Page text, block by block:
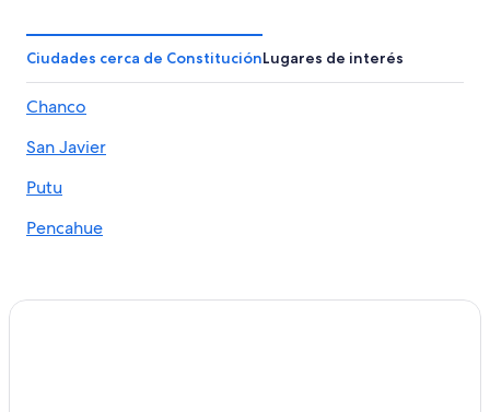
Cabañas en Curanipe
Hoteles en Curanipe
Hoteles cerca de Estadio Fiscal de Talca
Hoteles cerca de Plaza de Armas
Apartamentos en Pencahue
Ciudades cerca de ConstituciónLugares de interés
Chanco
San Javier
Putu
Pencahue